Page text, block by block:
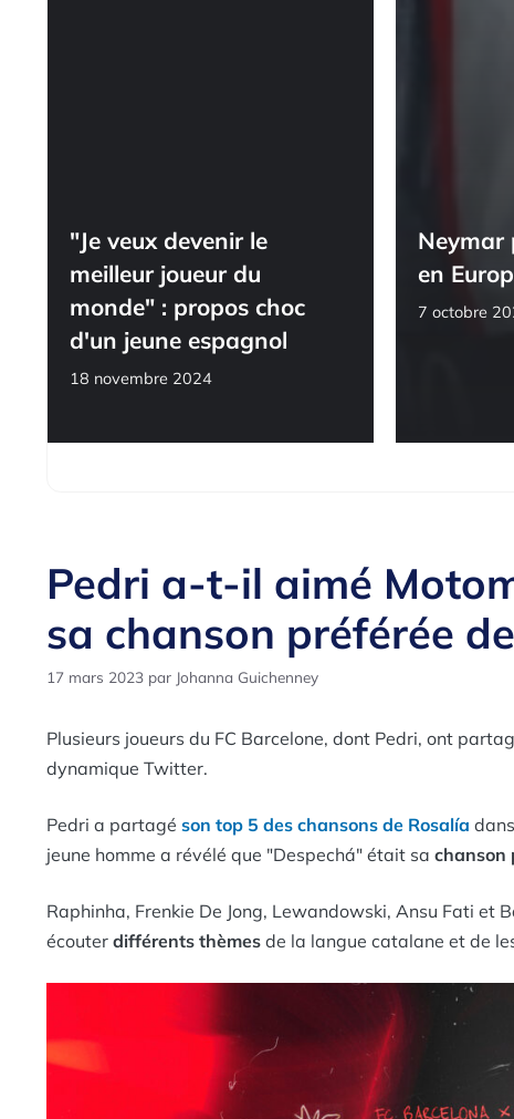
"Je veux devenir le
meilleur joueur du
monde" : propos choc
d'un jeune espagnol
18 novembre 2024
Neymar
en
7 octobre
Pedri a-t-il aimé
sa chanson préférée
17 mars 2023 par Johanna Guichenney
Plusieurs joueurs du FC Barcelone, dont Pedri, ont
dynamique Twitter.
Pedri a partagé son top 5 des chansons de Rosalía
jeune homme a révélé que "Despechá" était sa chanson
Raphinha, Frenkie De Jong, Lewandowski, Ansu Fati et
écouter différents thèmes de la langue catalane et de